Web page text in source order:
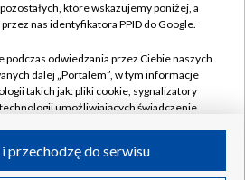
Pomoc
Kontakt
Kanały
które wskazujemy poniżej, a
nas identyfikatora PPID do Google.
podczas odwiedzania przez Ciebie naszych
dalej „Portalem”, w tym informacje
takich jak: pliki cookie, sygnalizatory
umożliwiających świadczenie
przechodzę do serwisu